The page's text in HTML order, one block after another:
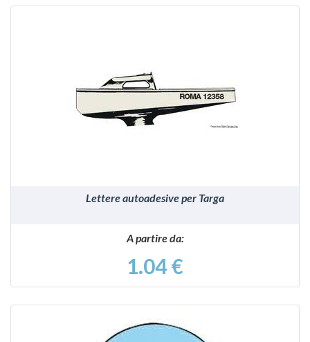
Lettere autoadesive per Targa
A partire da:
1.04 €